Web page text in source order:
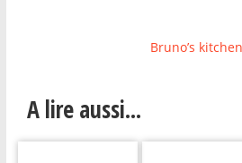
Bruno’s
A lire aussi...